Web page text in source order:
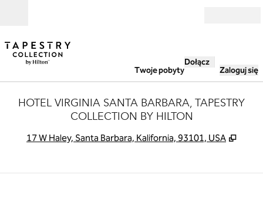
Twoje pobyty
Dołącz
Zaloguj się
HOTEL VIRGINIA SANTA BARBARA, TAPESTRY
COLLECTION BY HILTON
17 W Haley, Santa Barbara, Kalifornia, 93101, USA ,